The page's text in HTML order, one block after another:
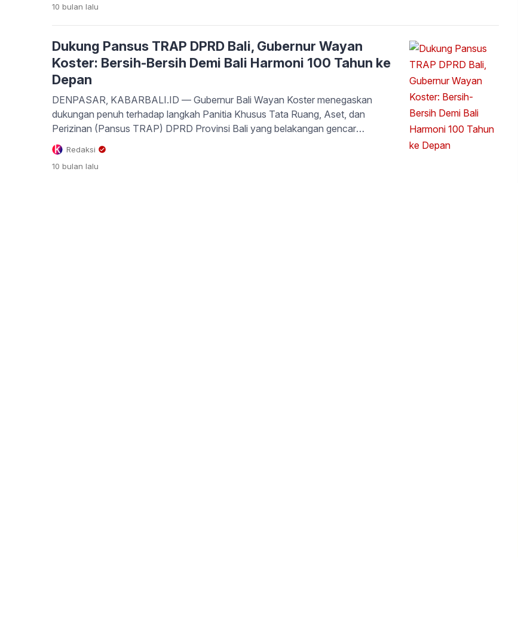
dua rancangan peraturan daerah, yakni Raperda […]
10 bulan lalu
Dukung Pansus TRAP DPRD Bali, Gubernur Wayan
Koster: Bersih-Bersih Demi Bali Harmoni 100 Tahun ke
Depan
DENPASAR, KABARBALI.ID — Gubernur Bali Wayan Koster menegaskan
dukungan penuh terhadap langkah Panitia Khusus Tata Ruang, Aset, dan
Perizinan (Pansus TRAP) DPRD Provinsi Bali yang belakangan gencar
menertibkan berbagai pelanggaran tata ruang dan perizinan di sejumlah
wilayah. Dalam Rapat Paripurna ke-8 DPRD Bali Masa Persidangan I Tahun
Sidang 2025–2026, Rabu (22/10), Gubernur Koster menyebut langkah Pansus
Redaksi
10 bulan lalu